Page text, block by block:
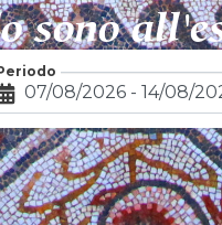
sono